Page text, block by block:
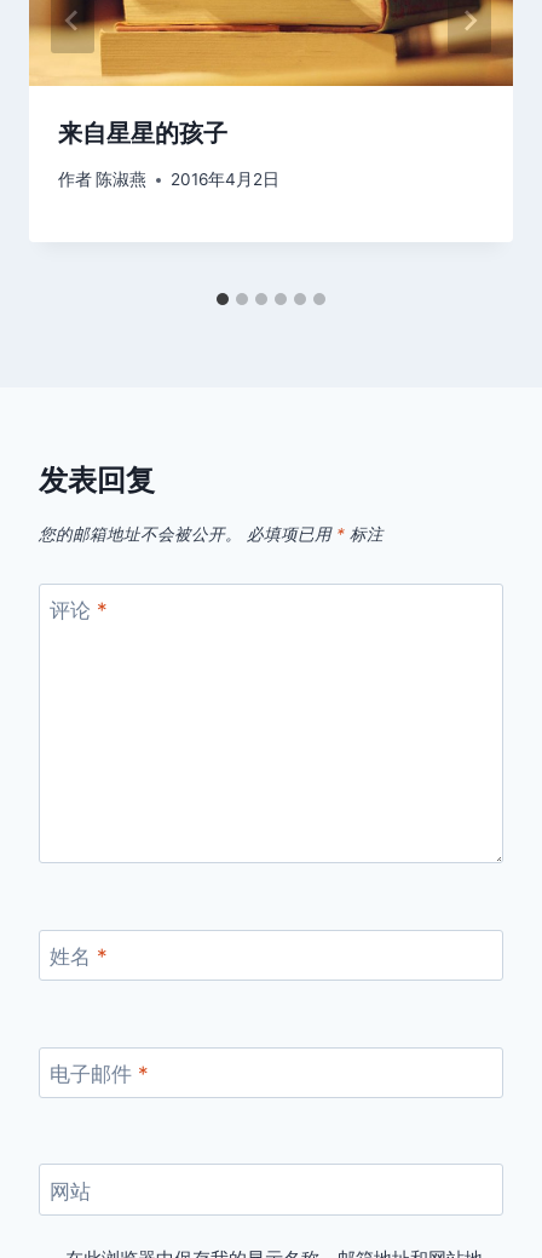
来自星星的孩子
作者 陈淑燕 2016年4月2日
发表回复
您的邮箱地址不会被公开。 必填项已用 * 标注
评论 *
姓名 *
电子邮件 *
网站